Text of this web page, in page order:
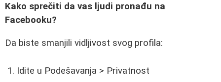
Kako sprečiti da vas ljudi pronađu na
Facebooku?
Da biste smanjili vidljivost svog profila:
Idite u Podešavanja > Privatnost